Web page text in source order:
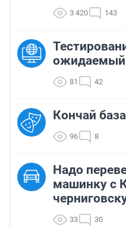
3 420 143
ожидаемый
81 42
Кончай
96 8
Надо
машинку с
33 30